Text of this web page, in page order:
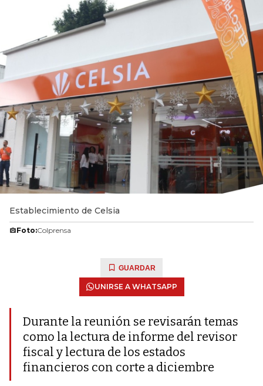
Establecimiento de Celsia
Foto:Colprensa
GUARDAR
UNIRSE A WHATSAPP
Durante la reunión se revisarán temas
como la lectura de informe del revisor
fiscal y lectura de los estados
financieros con corte a diciembre